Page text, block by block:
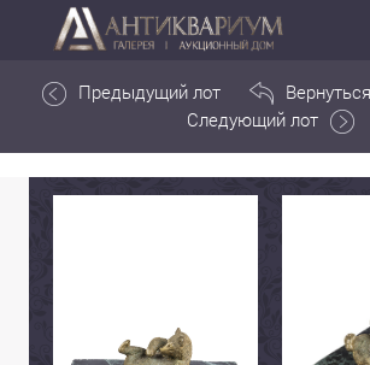
Предыдущий лот
Следующий лот